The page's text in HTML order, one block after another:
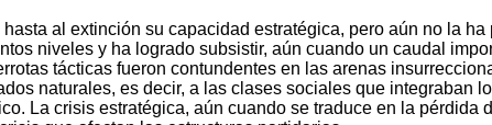
al extinción su capacidad estratégica, pero aún no la
niveles y ha logrado subsistir, aún cuando un caudal
tácticas fueron contundentes en las arenas
naturales, es decir, a las clases sociales que integraban
La crisis estratégica, aún cuando se traduce en la